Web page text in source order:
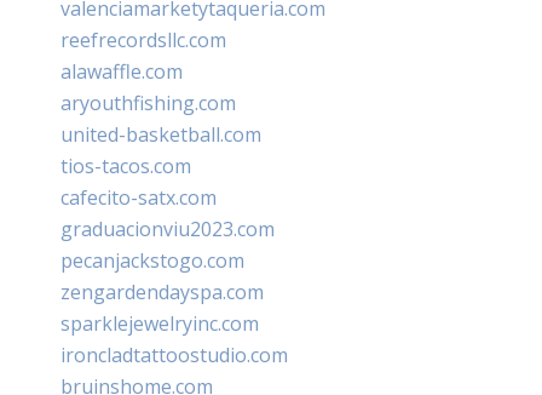
valenciamarketytaqueria.com
reefrecordsllc.com
alawaffle.com
aryouthfishing.com
united-basketball.com
tios-tacos.com
cafecito-satx.com
graduacionviu2023.com
pecanjackstogo.com
zengardendayspa.com
sparklejewelryinc.com
ironcladtattoostudio.com
bruinshome.com